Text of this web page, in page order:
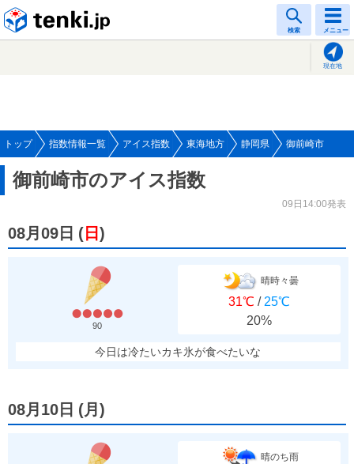
検索 メニュー
現在地
トップ 指数情報一覧 アイス指数 東海地方 静岡県 御前崎市
御前崎市のアイス指数
09日14:00発表
08月09日 ( 日 )
90
晴時々曇
31℃ / 25℃
20%
今日は冷たいカキ氷が食べたいな
08月10日 (月 )
晴のち雨